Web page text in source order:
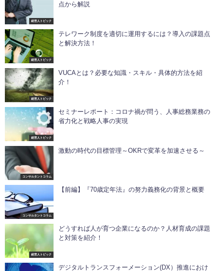
経営人トピック
点から解説
経営人トピック
テレワーク制度を適切に運用するには？導入の課題点
と解決方法！
経営人トピック
VUCAとは？必要な知識・スキル・具体的方法を紹
介！
経営人トピック
セミナーレポート：コロナ禍が問う、人事総務業務の
省力化と戦略人事の実現
コンサルタントコラム
激動の時代の目標管理～OKRで変革を加速させる～
コンサルタントコラム
【前編】『70歳定年法』の努力義務化の背景と概要
経営人トピック
どうすれば人が育つ企業になるのか？人材育成の課題
と対策を紹介！
デジタルトランスフォーメーション(DX）推進におけ